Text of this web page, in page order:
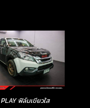
ฟิล์มเขียวใส